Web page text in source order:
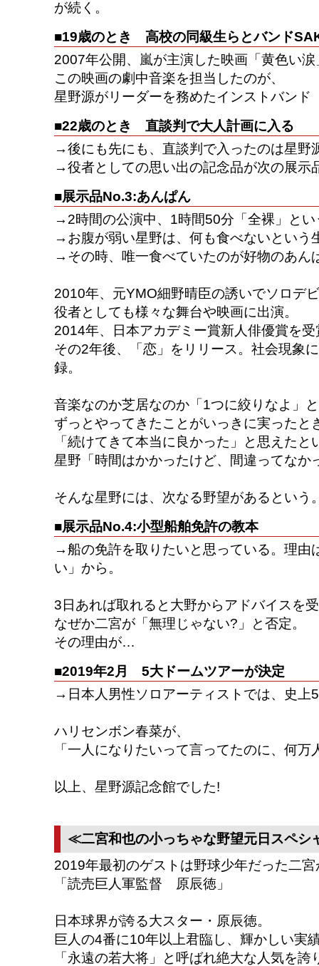
が続く。
■19歳のとき 高校の同級生らとバンド
2007年公開、嵐が主演した映画「黄色い涙
この映画の劇中音楽を担当したのが、
星野源がリーダーを務めたインストバンド
■22歳のとき 直談判で大人計画に入る
→後にも先にも、直談判で入ったのは星野
→役者としての思い出の記念品が次の展示
■展示品No.3:あんぱん
→2時間の公演中、1時間50分「全裸」とい
→お腹が弱い星野は、何も食べないという
→その時、唯一食べていたのが好物のあん
2010年、元YMO細野晴臣の誘いでソロデ
役者としても様々な舞台や映画に出演。
2014年、日本アカデミー賞新人俳優賞を受
その2年後、「恋」をリリース。社会現象
録。
音楽なのか芝居なのか「1つに絞りなよ」
ずっとやってきたことがいっきに実ったと
「続けてきて本当に良かった」と思えたと
星野「時間はかかったけど、間違ってなか
そんな星野には、次なる野望があるという
■展示品No.4:小型船舶免許の教本
→船の免許を取りたいと思っている。理由
い」から。
3日あれば取れると大野からアドバイスを
なぜか二宮が「無理じゃない?」と否定。
その理由が…
■2019年2月 5大ドームツアーが決定
→日本人男性ソロアーティストでは、史上
ハリセンボン春菜が、
「一人になりたいって言ってたのに、何万
以上、星野源記念館でした!
≪二宮和也の小っちゃな野望元日スペシ
2019年最初のゲストは野球少年だった二
「読売巨人軍監督 原辰徳」
日本球界が誇る大スター・原辰徳。
巨人の4番に10年以上君臨し、輝かしい実
「永遠の若大将」と呼ばれ絶大な人気を誇